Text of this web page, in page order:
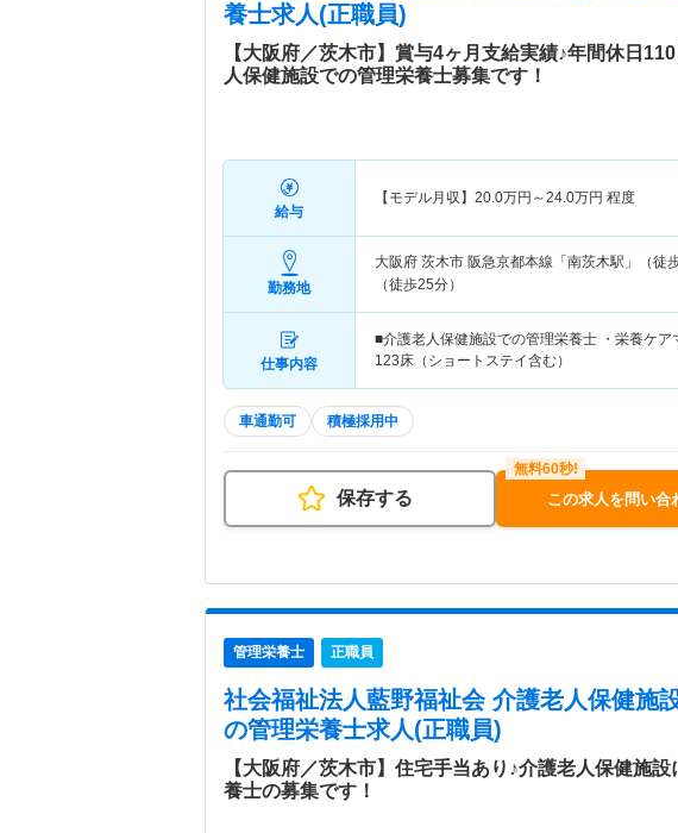
養士求人(正職員)
【大阪府／茨木市】賞与4ヶ月支給実績♪年間休日
人保健施設での管理栄養士募集です！
給与
【モデル月収】 20.0万円～24.0万円 程度
勤務地
大阪府 茨木市 阪急京都本線「南茨木駅」（徒
（徒歩25分）
仕事内容
■介護老人保健施設での管理栄養士 ・栄養ケ
123床（ショートステイ含む）
車通勤可 積極採用中
保存する この求人を問い合
管理栄養士 正職員
社会福祉法人藍野福祉会 介護老人保健施
の管理栄養士求人(正職員)
【大阪府／茨木市】住宅手当あり♪介護老人保健施
養士の募集です！